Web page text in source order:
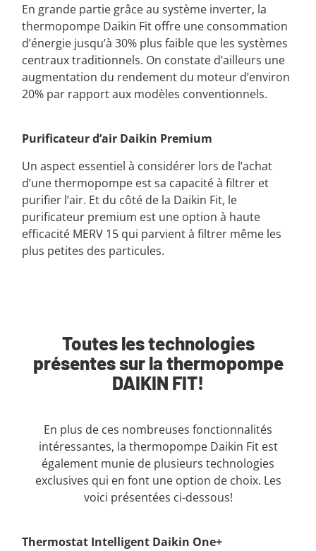
En grande partie grâce au système inverter, la
thermopompe Daikin Fit offre une consommation
d’énergie jusqu’à 30% plus faible que les systèmes
centraux traditionnels. On constate d’ailleurs une
augmentation du rendement du moteur d’environ
20% par rapport aux modèles conventionnels.
Purificateur d’air Daikin Premium
Un aspect essentiel à considérer lors de l’achat
d’une thermopompe est sa capacité à filtrer et
purifier l’air. Et du côté de la Daikin Fit, le
purificateur premium est une option à haute
efficacité MERV 15 qui parvient à filtrer même les
plus petites des particules.
Toutes les technologies
présentes sur la thermopompe
DAIKIN FIT!
En plus de ces nombreuses fonctionnalités
intéressantes, la thermopompe Daikin Fit est
également munie de plusieurs technologies
exclusives qui en font une option de choix. Les
voici présentées ci-dessous!
Thermostat Intelligent Daikin One+